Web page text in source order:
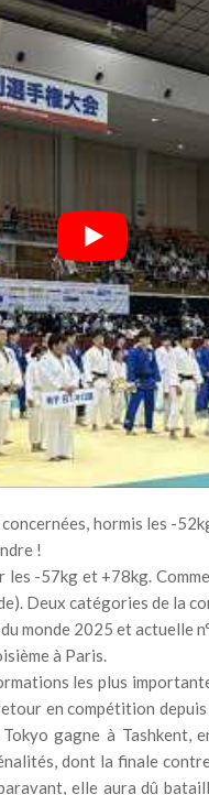
hormis les -
!
les -57kg et +78kg.
Deux catégories de la
monde 2025 et actuelle
à Paris.
les plus
en compétition
gagne à Tashkent,
dont la finale
elle aura dû